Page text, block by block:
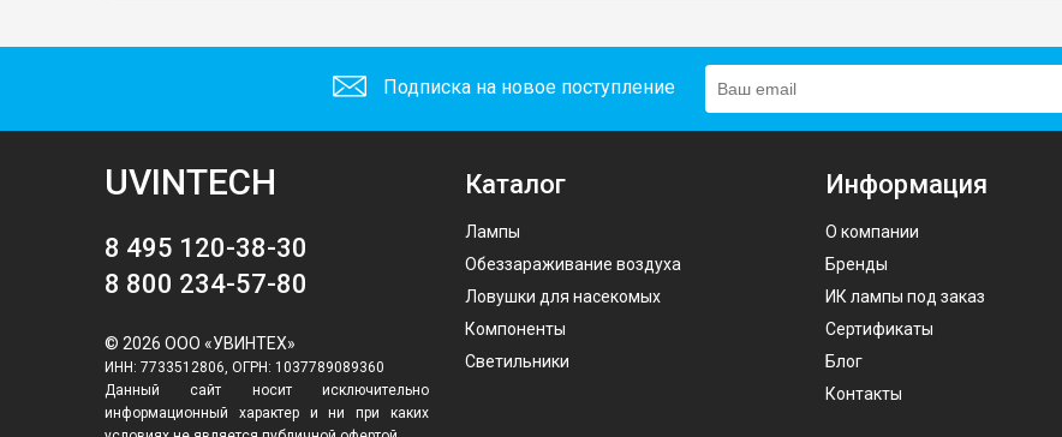
Подписка на новое поступление
UVINTECH
8 495 120-38-30
8 800 234-57-80
© 2026 ООО «УВИНТЕХ»
ИНН: 7733512806, ОГРН: 1037789089360
Данный сайт носит исключительно
информационный характер и ни при каких
Каталог
Лампы
Обеззараживание воздуха
Ловушки для насекомых
Компоненты
Светильники
Информация
О компании
Бренды
ИК лампы под заказ
Сертификаты
Блог
Контакты